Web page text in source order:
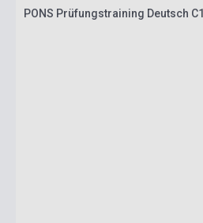
PONS Prüfungstraining Deutsch C1